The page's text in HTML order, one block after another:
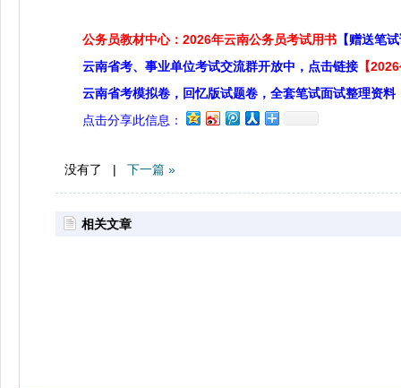
公务员教材中心：2026年云南公务员考试用书 【赠送笔
云南省考、事业单位考试交流群开放中，点击链接 【
云南省考模拟卷，回忆版试题卷，全套笔试面试整理资料
点击分享此信息：
没有了 | 下一篇 »
相关文章